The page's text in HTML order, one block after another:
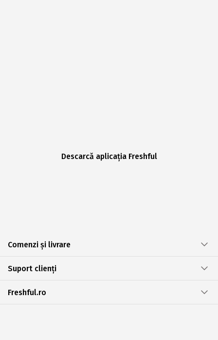
Descarcă aplicația Freshful
Comenzi și livrare
Suport clienți
Freshful.ro